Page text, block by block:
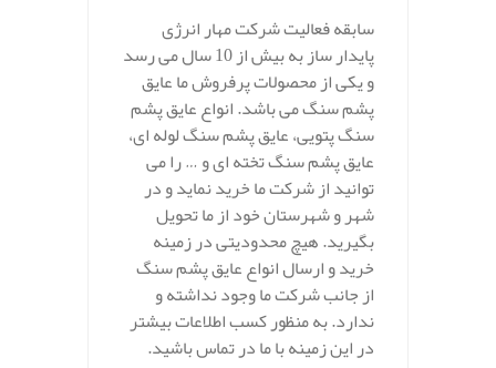
سابقه فعالیت شرکت مهار انرژی
پایدار ساز به بیش از 10 سال می رسد
و یکی از محصولات پرفروش ما عایق
پشم سنگ می باشد. انواع عایق پشم
سنگ پتویی، عایق پشم سنگ لوله ای،
عایق پشم سنگ تخته ای و … را می
توانید از شرکت ما خرید نماید و در
شهر و شهرستان خود از ما تحویل
بگیرید. هیچ محدودیتی در زمینه
خرید و ارسال انواع عایق پشم سنگ
از جانب شرکت ما وجود نداشته و
ندارد. به منظور کسب اطلاعات بیشتر
در این زمینه با ما در تماس باشید.